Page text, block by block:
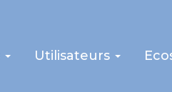
Utilisateurs